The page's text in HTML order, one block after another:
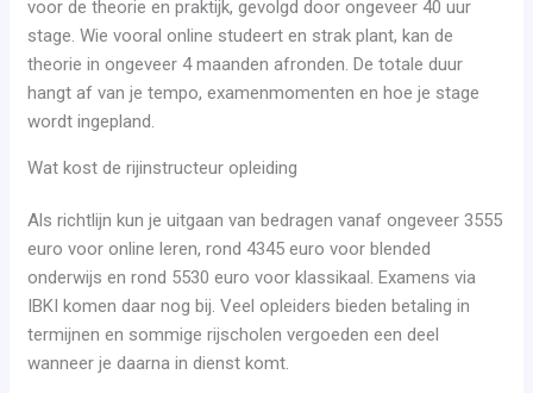
voor de theorie en praktijk, gevolgd door ongeveer 40 uur
stage. Wie vooral online studeert en strak plant, kan de
theorie in ongeveer 4 maanden afronden. De totale duur
hangt af van je tempo, examenmomenten en hoe je stage
wordt ingepland.
Wat kost de rijinstructeur opleiding
Als richtlijn kun je uitgaan van bedragen vanaf ongeveer 3555
euro voor online leren, rond 4345 euro voor blended
onderwijs en rond 5530 euro voor klassikaal. Examens via
IBKI komen daar nog bij. Veel opleiders bieden betaling in
termijnen en sommige rijscholen vergoeden een deel
wanneer je daarna in dienst komt.